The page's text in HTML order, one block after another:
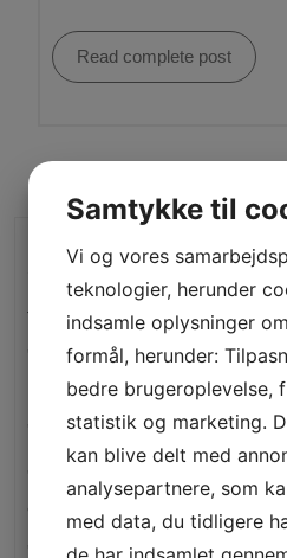
Read complete post
Kategorier
– 24
"2024 Cheltenham Festival
Free Bets – 935
"mostbet Casino Review An
"mostbet Cheltenham Festival
& Nrnb – 445
"mostbet Definition & Meaning
Samtykke til
Vi og vores
teknologier, herunder
indsamle oplysninger
formål, herunder:
bedre brugeroplevelse,
statistik og marketing.
kan blive delt med
analysepartnere, som
med data, du tidligere